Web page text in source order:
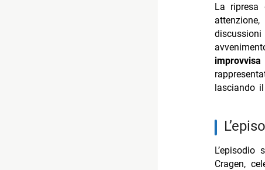
- Doc:
- Chad
- ER
-
La ripresa
lasciando
Cragen,